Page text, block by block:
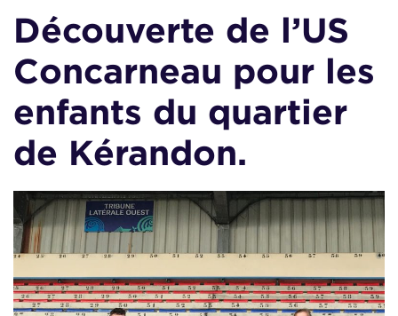
Découverte de l’US
Concarneau pour les
enfants du quartier
de Kérandon.